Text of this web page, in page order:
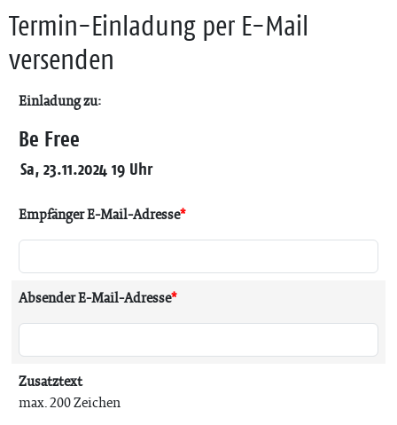
Termin-Einladung per E-Mail
versenden
Einladung zu:
Be Free
Sa, 23.11.2024 19 Uhr
Empfänger E-Mail-Adresse*
Absender E-Mail-Adresse*
Zusatztext
max. 200 Zeichen